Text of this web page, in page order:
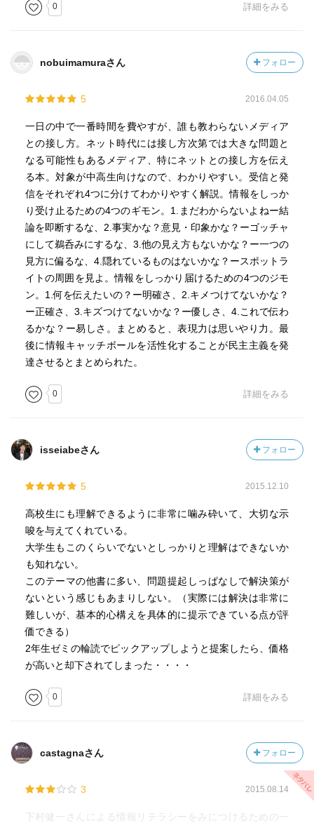
0 詳細をみる
nobuimamuraさん フォロー
5 2016.04.05
一日の中で一番時間を費やすが、誰も教わらないメディア
との接し方。ネット時代には接し方次第では大きな問題と
なる可能性もあるメディア、特にネットとの接し方を伝え
る本。対象が中高生向けなので、わかりやすい。受信と発
信をそれぞれ4つに分けてわかりやすく解説。情報をしっか
り受け止るための4つのギモン。1.まだわからないよねー結
論を即断するな、2.事実かな？意見・印象かな？ーゴッチャ
にして鵜呑みにするな、3.他の見え方もないかな？ー一つの
見方に偏るな、4.隠れているものはないかな？ースポットラ
イトの周囲を見よ。情報をしっかり届けるための4つのジモ
ン。1.何を伝えたいの？ー明確さ、2.キメつけてないかな？
ー正確さ、3.キズつけてないかな？ー優しさ、4.これで伝わ
るかな？ー易しさ。まとめると、表現力は思いやり力。最
後に情報キャッチボールを活性化することが民主主義を発
達させるとまとめられた。
0 詳細をみる
isseiabeさん フォロー
5 2015.12.10
高校生にも理解できるように非常に噛み砕いて、大切な示
唆を与えてくれている。
大学生もこのくらいでないとしっかりと理解はできないか
も知れない。
このテーマの他書に多い、問題提起しっぱなしで解決策が
ないという感じもあまりしない。（実際には解決は非常に
難しいが、基本的心構えを具体的に提示できている点が評
価できる）
2年生ゼミの輪読でピックアップしようと提案したら、価格
が高いと却下されてしまった・・・・
0 詳細をみる
castagnaさん フォロー
3 2015.08.14
下村健一さんによる情報リテラシーをみにつけるための一